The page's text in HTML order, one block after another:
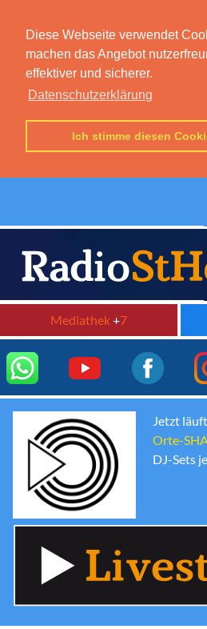
Diese Webseite verwendet
machen das Angebot
effektiver und sicherer.
Datenschutzerklärung
Ich stimme diesen
Mediathek+7
Jetzt
Orte-SHA
DJ-Sets